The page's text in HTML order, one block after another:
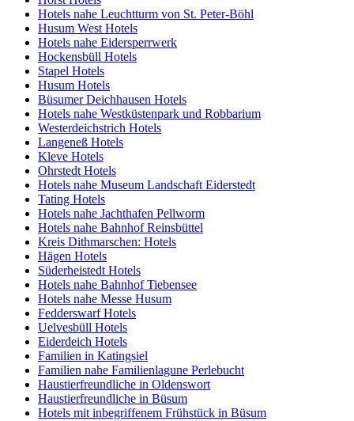
Hotels nahe Leuchtturm von St. Peter-Böhl
Husum West Hotels
Hotels nahe Eidersperrwerk
Hockensbüll Hotels
Stapel Hotels
Husum Hotels
Büsumer Deichhausen Hotels
Hotels nahe Westküstenpark und Robbarium
Westerdeichstrich Hotels
Langeneß Hotels
Kleve Hotels
Ohrstedt Hotels
Hotels nahe Museum Landschaft Eiderstedt
Tating Hotels
Hotels nahe Jachthafen Pellworm
Hotels nahe Bahnhof Reinsbüttel
Kreis Dithmarschen: Hotels
Hägen Hotels
Süderheistedt Hotels
Hotels nahe Bahnhof Tiebensee
Hotels nahe Messe Husum
Fedderswarf Hotels
Uelvesbüll Hotels
Eiderdeich Hotels
Familien in Katingsiel
Familien nahe Familienlagune Perlebucht
Haustierfreundliche in Oldenswort
Haustierfreundliche in Büsum
Hotels mit inbegriffenem Frühstück in Büsum